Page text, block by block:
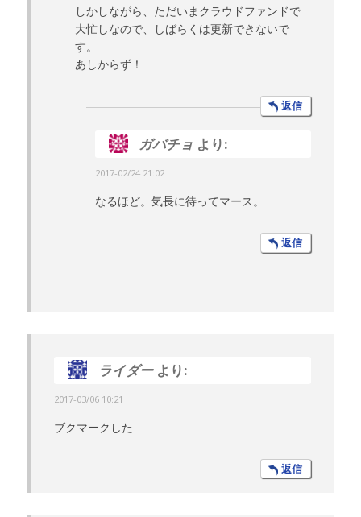
しかしながら、ただいまクラウドファンドで
大忙しなので、しばらくは更新できないで
す。
あしからず！
返信
ガバチョ より:
2017-02/24 21:02
なるほど。気長に待ってマース。
返信
ライダー より:
2017-03/06 10:21
ブクマークした
返信